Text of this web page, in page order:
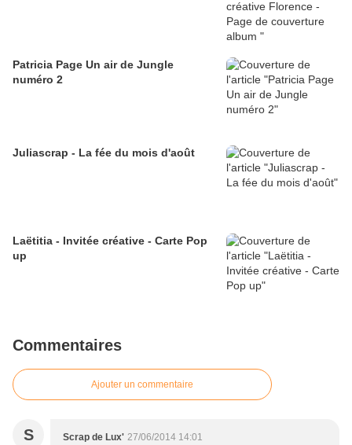
Patricia Page Un air de Jungle
numéro 2
Juliascrap - La fée du mois d'août
Laëtitia - Invitée créative - Carte Pop
up
Commentaires
Ajouter un commentaire
S Scrap de Lux' 27/06/2014 14:01